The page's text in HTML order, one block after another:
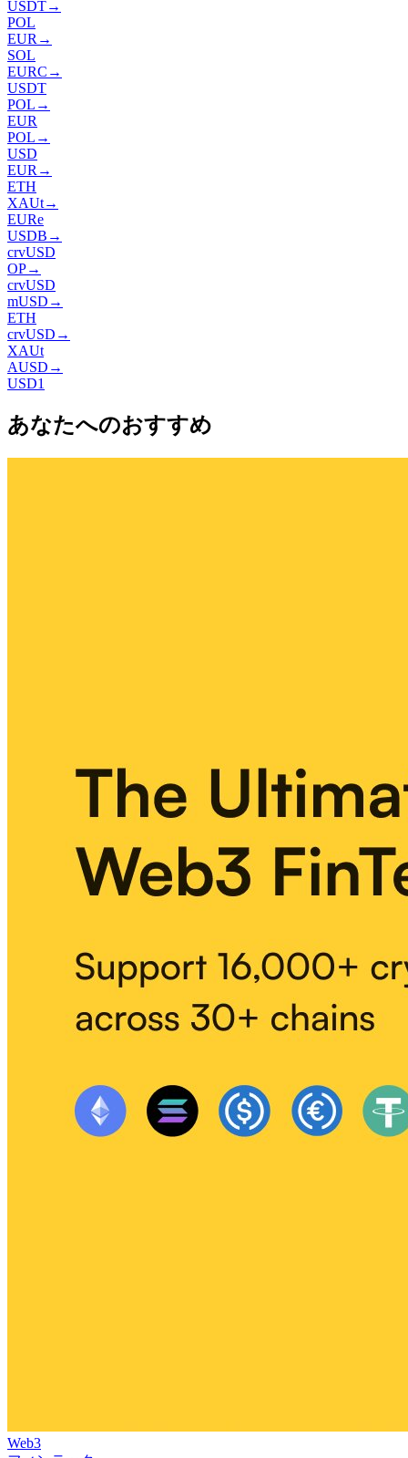
USDT→
POL
EUR →
SOL
EURC →
USDT
POL →
EUR
POL →
USD
EUR →
ETH
XAUt→
EURe
USDB →
crvUSD
OP→
crvUSD
mUSD →
ETH
crvUSD →
XAUt
AUSD →
USD1
あなたへのおすすめ
Web3